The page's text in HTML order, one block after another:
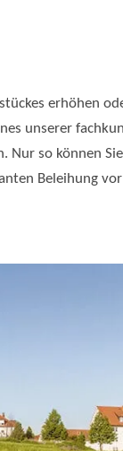
erhöhen
unserer
Nur so können
Beleihung